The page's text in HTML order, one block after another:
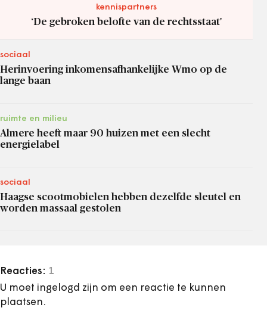
kennispartners
‘De gebroken belofte van de rechtsstaat'
sociaal
Herinvoering inkomensafhankelijke Wmo op de
lange baan
ruimte en milieu
Almere heeft maar 90 huizen met een slecht
energielabel
sociaal
Haagse scootmobielen hebben dezelfde sleutel en
worden massaal gestolen
Reacties: 1
U moet ingelogd zijn om een reactie te kunnen
plaatsen.